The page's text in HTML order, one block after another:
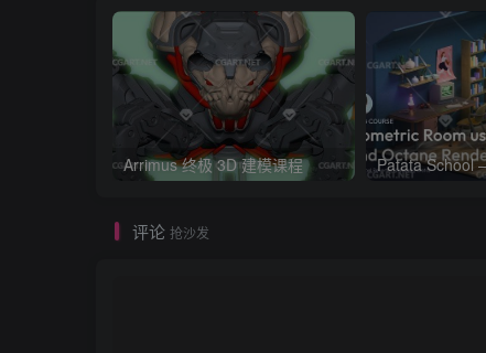
Arrimus 终极 3D 建模课程
评论 抢沙发